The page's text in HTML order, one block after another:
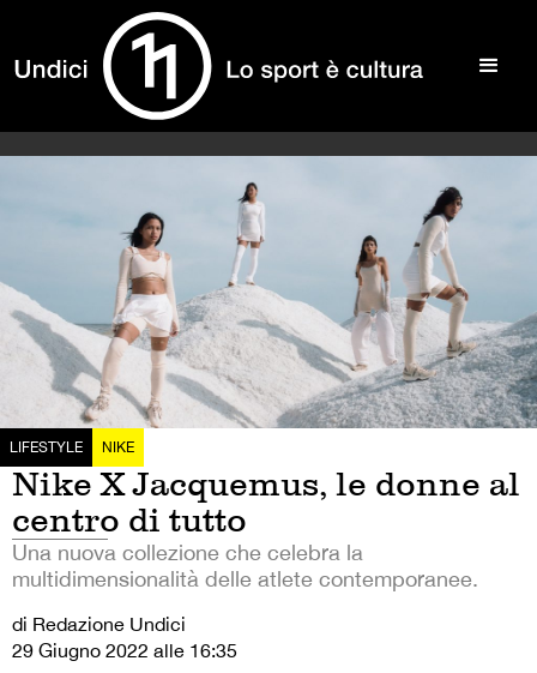
LIFESTYLE NIKE
Nike X Jacquemus, le donne al
centro di tutto
Una nuova collezione che celebra la
multidimensionalità delle atlete contemporanee.
di Redazione Undici
29 Giugno 2022 alle 16:35